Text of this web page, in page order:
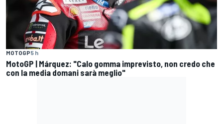
MOTOGP5 h
MotoGP | Márquez: "Calo gomma imprevisto, non credo che
con la media domani sarà meglio"